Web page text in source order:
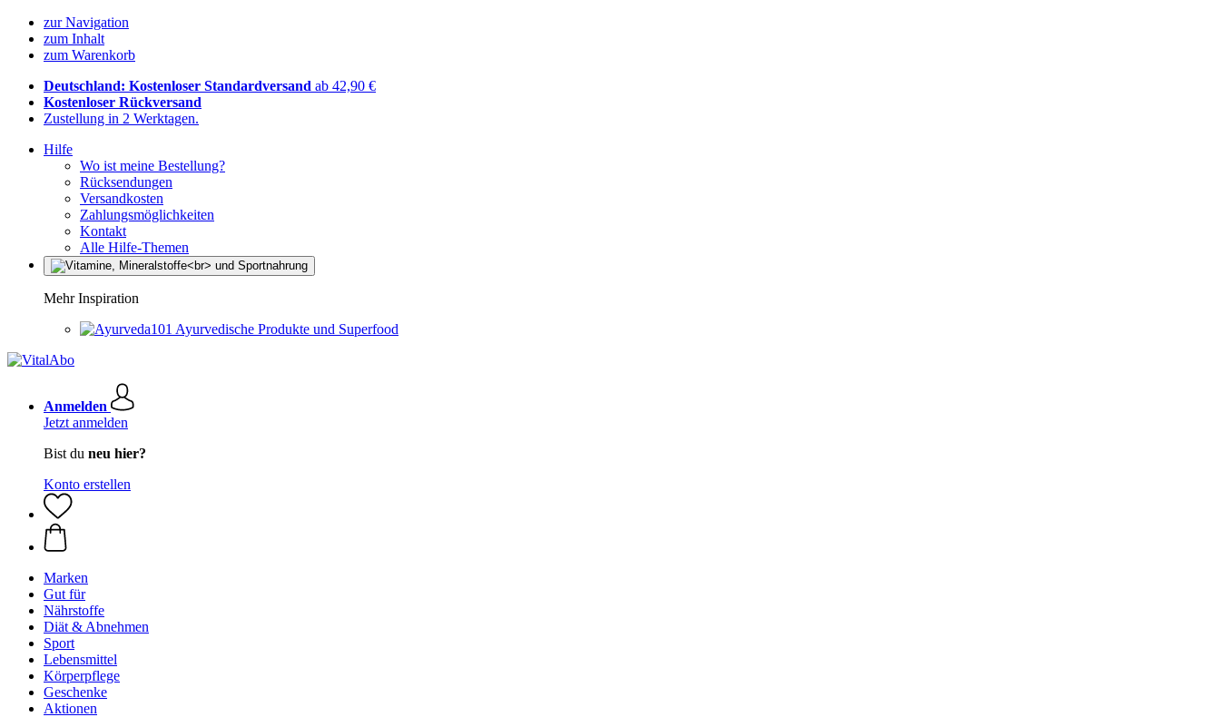
zur Navigation
zum Inhalt
zum Warenkorb
Deutschland: Kostenloser Standardversand ab 42,90 €
Kostenloser Rückversand
Zustellung in 2 Werktagen.
Hilfe
Wo ist meine Bestellung?
Rücksendungen
Versandkosten
Zahlungsmöglichkeiten
Kontakt
Alle Hilfe-Themen
Mehr Inspiration
Ayurvedische Produkte und Superfood
Anmelden
Jetzt anmelden
Bist du neu hier?
Konto erstellen
Marken
Gut für
Nährstoffe
Diät & Abnehmen
Sport
Lebensmittel
Körperpflege
Geschenke
Aktionen